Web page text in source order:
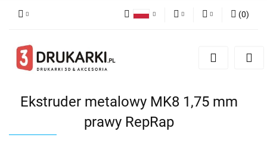
English
Zarejestruj się
(0)
Ekstruder metalowy MK8 1,75 mm
prawy RepRap